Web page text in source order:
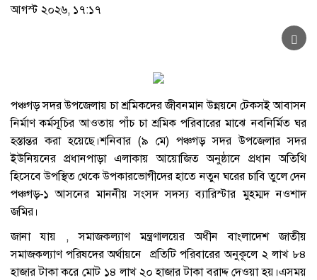
আগস্ট ২০২৬, ১৭:১৭
পঞ্চগড় সদর উপজেলায় চা শ্রমিকদের জীবনমান উন্নয়নে টেকসই আবাসন
নির্মাণ কর্মসূচির আওতায় পাঁচ চা শ্রমিক পরিবারের মাঝে নবনির্মিত ঘর
হস্তান্তর করা হয়েছে।শনিবার (৯ মে) পঞ্চগড় সদর উপজেলার সদর
ইউনিয়নের প্রধানপাড়া এলাকায় আয়োজিত অনুষ্ঠানে প্রধান অতিথি
হিসেবে উপস্থিত থেকে উপকারভোগীদের হাতে নতুন ঘরের চাবি তুলে দেন
পঞ্চগড়-১ আসনের মাননীয় সংসদ সদস্য ব্যারিস্টার মুহম্মদ নওশাদ
জমির।
জানা যায় , সমাজকল্যাণ মন্ত্রণালয়ের অধীন বাংলাদেশ জাতীয়
সমাজকল্যাণ পরিষদের অর্থায়নে প্রতিটি পরিবারের অনুকূলে ২ লাখ ৮৪
হাজার টাকা করে মোট ১৪ লাখ ২০ হাজার টাকা বরাদ্দ দেওয়া হয়।এসময়